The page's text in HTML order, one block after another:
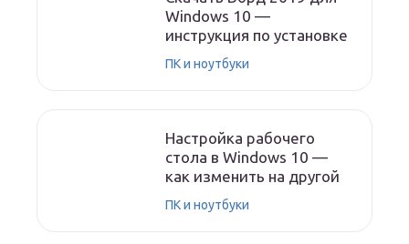
Windows 10 —
инструкция по установке
ПК и ноутбуки
Настройка рабочего
стола в Windows 10 —
как изменить на другой
ПК и ноутбуки